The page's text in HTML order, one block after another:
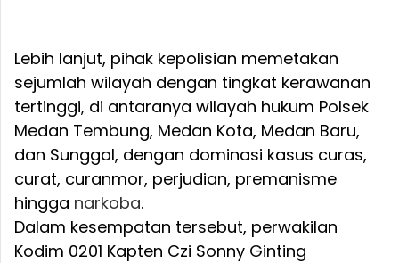
Lebih lanjut, pihak kepolisian memetakan
sejumlah wilayah dengan tingkat kerawanan
tertinggi, di antaranya wilayah hukum Polsek
Medan Tembung, Medan Kota, Medan Baru,
dan Sunggal, dengan dominasi kasus curas,
curat, curanmor, perjudian, premanisme
hingga narkoba.
Dalam kesempatan tersebut, perwakilan
Kodim 0201 Kapten Czi Sonny Ginting